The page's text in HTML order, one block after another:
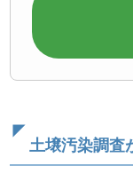
土壌汚染調査